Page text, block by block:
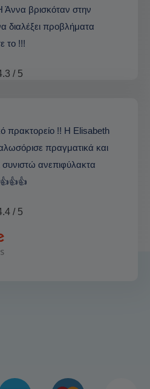
Άννα βρισκόταν στην
διαλέξει προβλήματα
το !!!
/ 5
πρακτορείο !! Η Elisabeth
πραγματικά και
ανεπιφύλακτα
/ 5